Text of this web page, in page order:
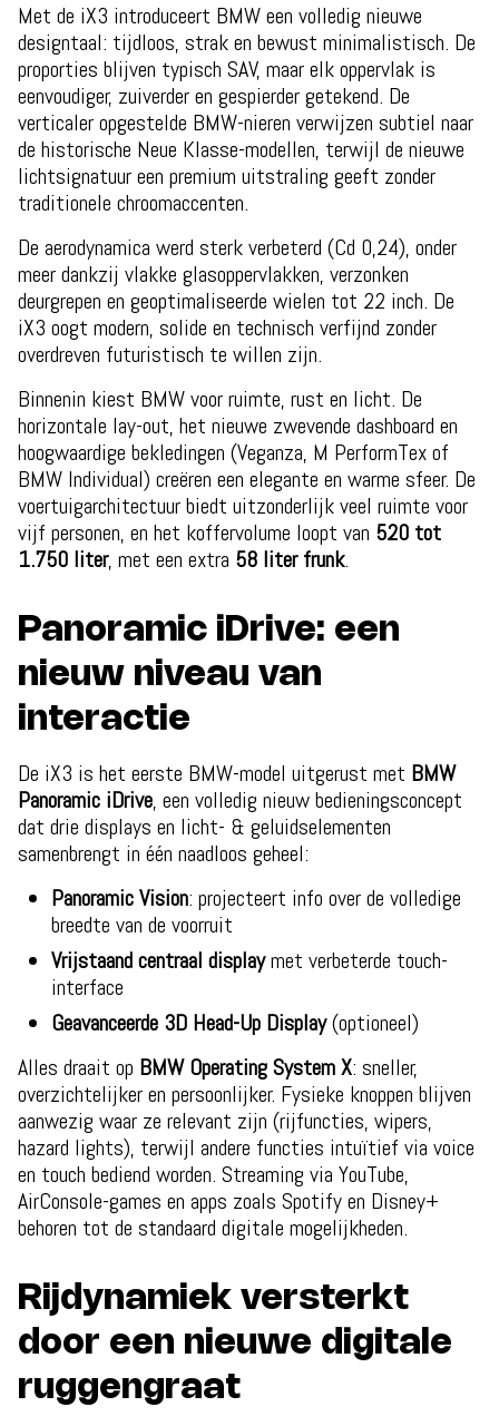
Met de iX3 introduceert BMW een volledig nieuwe
designtaal: tijdloos, strak en bewust minimalistisch. De
proporties blijven typisch SAV, maar elk oppervlak is
eenvoudiger, zuiverder en gespierder getekend. De
verticaler opgestelde BMW-nieren verwijzen subtiel naar
de historische Neue Klasse-modellen, terwijl de nieuwe
lichtsignatuur een premium uitstraling geeft zonder
traditionele chroomaccenten.
De aerodynamica werd sterk verbeterd (Cd 0,24), onder
meer dankzij vlakke glasoppervlakken, verzonken
deurgrepen en geoptimaliseerde wielen tot 22 inch. De
iX3 oogt modern, solide en technisch verfijnd zonder
overdreven futuristisch te willen zijn.
Binnenin kiest BMW voor ruimte, rust en licht. De
horizontale lay-out, het nieuwe zwevende dashboard en
hoogwaardige bekledingen (Veganza, M PerformTex of
BMW Individual) creëren een elegante en warme sfeer. De
voertuigarchitectuur biedt uitzonderlijk veel ruimte voor
vijf personen, en het koffervolume loopt van 520 tot
1.750 liter, met een extra 58 liter frunk.
Panoramic iDrive: een
nieuw niveau van
interactie
De iX3 is het eerste BMW-model uitgerust met BMW
Panoramic iDrive, een volledig nieuw bedieningsconcept
dat drie displays en licht- & geluidselementen
samenbrengt in één naadloos geheel:
Panoramic Vision: projecteert info over de volledige
breedte van de voorruit
Vrijstaand centraal displaymet verbeterde touch-
interface
Geavanceerde 3D Head-Up Display(optioneel)
Alles draait op BMW Operating System X: sneller,
overzichtelijker en persoonlijker. Fysieke knoppen blijven
aanwezig waar ze relevant zijn (rijfuncties, wipers,
hazard lights), terwijl andere functies intuïtief via voice
en touch bediend worden. Streaming via YouTube,
AirConsole-games en apps zoals Spotify en Disney+
behoren tot de standaard digitale mogelijkheden.
Rijdynamiek versterkt
door een nieuwe digitale
ruggengraat